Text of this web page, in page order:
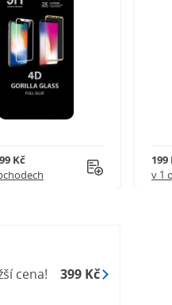
Kč
199
v 1
cena! 399 Kč